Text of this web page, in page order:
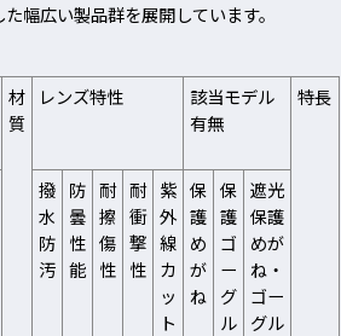
幅広い製品群を展開しています。
材
質
レンズ特性
該当モデル
有無
特長
撥
水
防
汚
防
曇
性
能
耐
擦
傷
性
耐
衝
撃
性
紫
外
線
カ
ッ
ト
保
護
め
が
ね
保
護
ゴ
ー
グ
ル
遮光
保護
めが
ね・
ゴー
グル